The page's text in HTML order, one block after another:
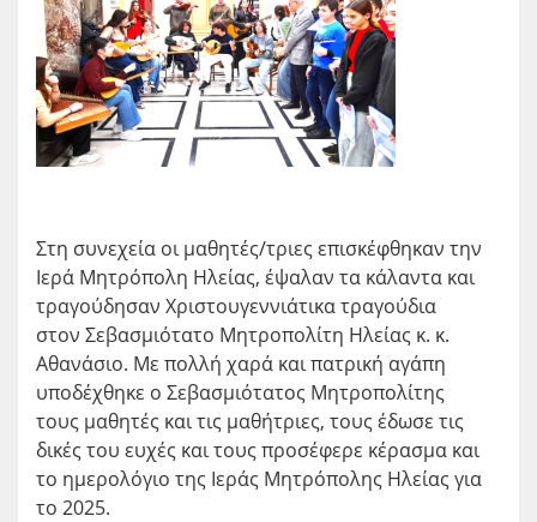
Στη συνεχεία οι μαθητές/τριες επισκέφθηκαν την
Ιερά Μητρόπολη Ηλείας, έψαλαν τα κάλαντα και
τραγούδησαν Χριστουγεννιάτικα τραγούδια
στον Σεβασμιότατο Μητροπολίτη Ηλείας κ. κ.
Αθανάσιο. Με πολλή χαρά και πατρική αγάπη
υποδέχθηκε ο Σεβασμιότατος Μητροπολίτης
τους μαθητές και τις μαθήτριες, τους έδωσε τις
δικές του ευχές και τους προσέφερε κέρασμα και
το ημερολόγιο της Ιεράς Μητρόπολης Ηλείας για
το 2025.